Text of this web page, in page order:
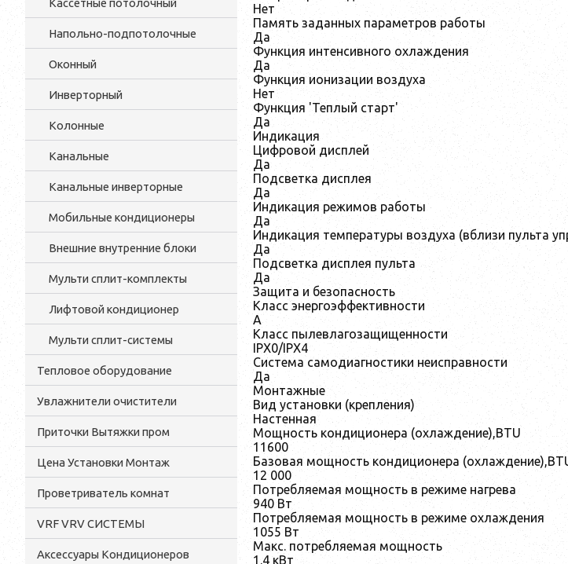
Кассетные потолочный
Напольно-подпотолочные
Оконный
Инверторный
Колонные
Канальные
Канальные инверторные
Мобильные кондиционеры
Внешние внутренние блоки
Мульти cплит-комплекты
Лифтовой кондиционер
Мульти сплит-системы
Тепловое оборудование
Увлажнители очистители
Приточки Вытяжки пром
Цена Установки Монтаж
Проветриватель комнат
VRF VRV СИСТЕМЫ
Аксессуары Кондиционеров
Нет
Память заданных параметров работы
Да
Функция интенсивного охлаждения
Да
Функция ионизации воздуха
Нет
Функция 'Теплый старт'
Да
Индикация
Цифровой дисплей
Да
Подсветка дисплея
Да
Индикация режимов работы
Да
Индикация температуры воздуха (вблизи пульта
Да
Подсветка дисплея пульта
Да
Защита и безопасность
Класс энергоэффективности
A
Класс пылевлагозащищенности
IPX0/IPX4
Система самодиагностики неисправности
Да
Монтажные
Вид установки (крепления)
Настенная
Мощность кондиционера (охлаждение),BTU
11600
Базовая мощность кондиционера
12 000
Потребляемая мощность в режиме нагрева
940 Вт
Потребляемая мощность в режиме охлаждения
1055 Вт
Макс. потребляемая мощность
1.4 кВт